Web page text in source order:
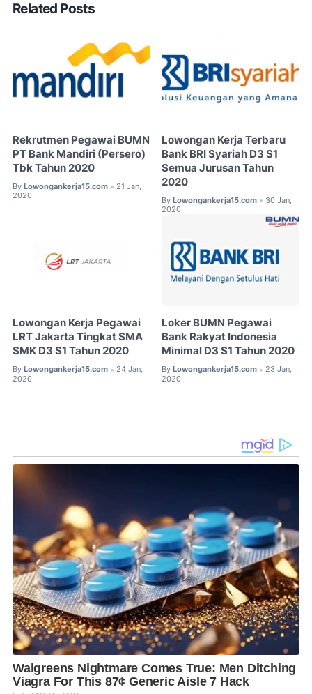
Related Posts
Rekrutmen Pegawai BUMN
PT Bank Mandiri (Persero)
Tbk Tahun 2020
By Lowongankerja15.com • 21 Jan,
2020
Lowongan Kerja Terbaru
Bank BRI Syariah D3 S1
Semua Jurusan Tahun
2020
By Lowongankerja15.com • 30 Jan,
2020
Lowongan Kerja Pegawai
LRT Jakarta Tingkat SMA
SMK D3 S1 Tahun 2020
By Lowongankerja15.com • 24 Jan,
2020
Loker BUMN Pegawai
Bank Rakyat Indonesia
Minimal D3 S1 Tahun 2020
By Lowongankerja15.com • 23 Jan,
2020